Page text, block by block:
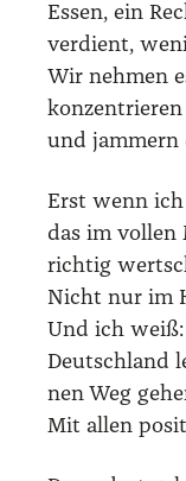
Essen, ein
ver­dient,
Wir neh­men
und jam­mern
Erst wenn
das im vol­len
rich­tig
Nicht nur im
Und ich
Deutsch­land
nen Weg
Mit allen